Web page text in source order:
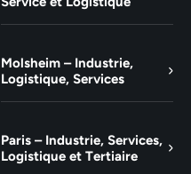
Molsheim – Industrie,
Logistique, Services
Paris – Industrie, Services,
Logistique et Tertiaire